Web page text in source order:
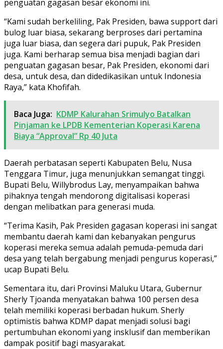
penguatan gagasan besar ekonomi ini.
“Kami sudah berkeliling, Pak Presiden, bawa support dari
bulog luar biasa, sekarang berproses dari pertamina
juga luar biasa, dan segera dari pupuk, Pak Presiden
juga. Kami berharap semua bisa menjadi bagian dari
penguatan gagasan besar, Pak Presiden, ekonomi dari
desa, untuk desa, dan didedikasikan untuk Indonesia
Raya,” kata Khofifah.
Baca Juga: KDMP Kalurahan Srimulyo Batalkan
Pinjaman ke LPDB Kementerian Koperasi Karena
Biaya “Approval” Rp 40 Juta
Daerah perbatasan seperti Kabupaten Belu, Nusa
Tenggara Timur, juga menunjukkan semangat tinggi.
Bupati Belu, Willybrodus Lay, menyampaikan bahwa
pihaknya tengah mendorong digitalisasi koperasi
dengan melibatkan para generasi muda.
“Terima Kasih, Pak Presiden gagasan koperasi ini sangat
membantu daerah kami dan kebanyakan pengurus
koperasi mereka semua adalah pemuda-pemuda dari
desa yang telah bergabung menjadi pengurus koperasi,”
ucap Bupati Belu.
Sementara itu, dari Provinsi Maluku Utara, Gubernur
Sherly Tjoanda menyatakan bahwa 100 persen desa
telah memiliki koperasi berbadan hukum. Sherly
optimistis bahwa KDMP dapat menjadi solusi bagi
pertumbuhan ekonomi yang insklusif dan memberikan
dampak positif bagi masyarakat.